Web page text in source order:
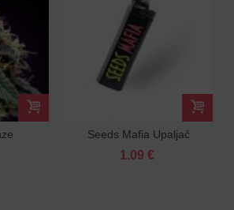
Seeds Mafia Upaljač
1.09 €